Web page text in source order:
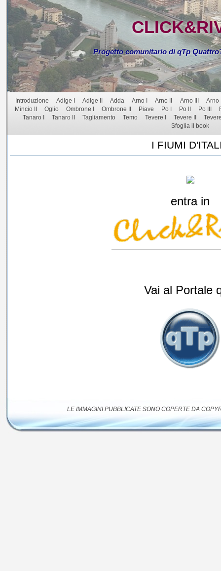
Progetto comunitario di qTp
Introduzione Adige I Adige II Adda Arno I Arno II Arno III
Arno
Mincio II
Oglio Ombrone I Ombrone II Piave Po I Po II Po III
Tanaro I
Tanaro II Tagliamento Temo Tevere I Tevere II
Sfoglia il book
I FIUMI
entra in
Vai al Portale
LE IMMAGINI PUBBLICATE SONO COPERTE DA